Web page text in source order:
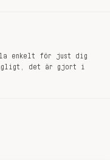
enkelt för just dig
det är gjort i